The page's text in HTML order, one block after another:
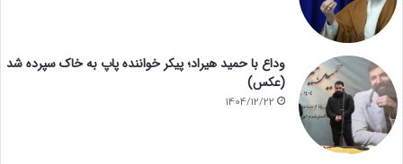
وداع با حمید هیراد؛ پیکر خواننده پاپ به خاک سپرده شد
(عکس)
1404/12/22